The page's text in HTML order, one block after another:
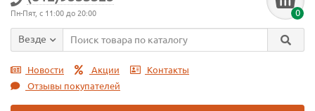
Пн-Пят, с 11:00 до 20:00 0
Везде
Новости Акции
Контакты
Отзывы покупателей